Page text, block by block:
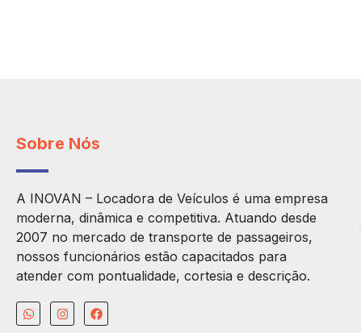
Sobre Nós
A INOVAN – Locadora de Veículos é uma empresa
moderna, dinâmica e competitiva. Atuando desde
2007 no mercado de transporte de passageiros,
nossos funcionários estão capacitados para
atender com pontualidade, cortesia e descrição.